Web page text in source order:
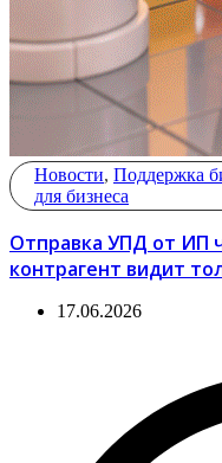
Новости, Поддержка
для бизнеса
Отправка УПД от ИП
контрагент видит
17.06.2026